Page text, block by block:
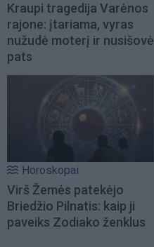
Kraupi tragedija Varėnos
rajone: įtariama, vyras
nužudė moterį ir nusišovė
pats
Horoskopai
Virš Žemės patekėjo
Briedžio Pilnatis: kaip ji
paveiks Zodiako ženklus